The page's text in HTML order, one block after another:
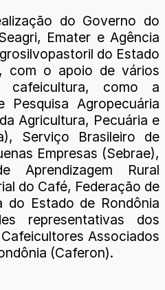
do Governo do
Emater e Agência
do Estado
com o apoio de vários
cafeicultura, como a
Pesquisa Agropecuária
Agricultura, Pecuária e
Serviço Brasileiro de
Empresas (Sebrae),
Aprendizagem Rural
do Café, Federação de
do Estado de Rondônia
representativas dos
Associados
(Caferon).